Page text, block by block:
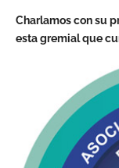
Charlamos con su
esta gremial que